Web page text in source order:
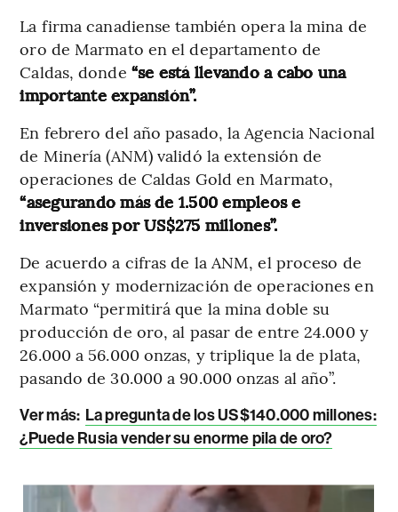
La firma canadiense también opera la mina de
oro de Marmato en el departamento de
Caldas, donde “se está llevando a cabo una
importante expansión”.
En febrero del año pasado, la Agencia Nacional
de Minería (ANM) validó la extensión de
operaciones de Caldas Gold en Marmato,
“asegurando más de 1.500 empleos e
inversiones por US$275 millones”.
De acuerdo a cifras de la ANM, el proceso de
expansión y modernización de operaciones en
Marmato “permitirá que la mina doble su
producción de oro, al pasar de entre 24.000 y
26.000 a 56.000 onzas, y triplique la de plata,
pasando de 30.000 a 90.000 onzas al año”.
Ver más: La pregunta de los US$140.000 millones:
¿Puede Rusia vender su enorme pila de oro?